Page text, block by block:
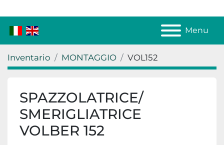
Menu
Inventario MONTAGGIO VOL152
SPAZZOLATRICE/
SMERIGLIATRICE
VOLBER 152